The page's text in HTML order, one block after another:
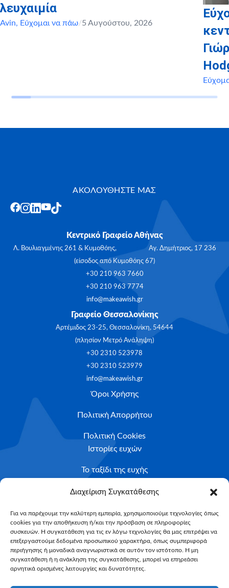
Διαχείριση Συγκατάθεσης
Για να παρέχουμε την καλύτερη εμπειρία, χρησιμοποιούμε τεχνολογίες όπως
cookies για την αποθήκευση ή/και την πρόσβαση σε πληροφορίες
συσκευών. Η συγκατάθεση για τις εν λόγω τεχνολογίες θα μας επιτρέψει να
επεξεργαστούμε δεδομένα προσωπικού χαρακτήρα, όπως συμπεριφορά
περιήγησης ή μοναδικά αναγνωριστικά σε αυτόν τον ιστότοπο. Η μη
συγκατάθεση ή η ανάκληση της συγκατάθεσης, μπορεί να επηρεάσει
αρνητικά ορισμένες λειτουργίες και δυνατότητες.
λευχαιμία
Avin, Εύχομαι να πάω/5 Αυγούστου, 2026
ΑΚΟΛΟΥΘΗΣΤΕ ΜΑΣ
Κεντρικό Γραφείο Αθήνας
Λ. Βουλιαγμένης 261 & Κυμοθόης, Αγ. Δημήτριος, 17 236
(είσοδος από Κυμοθόης 67)
+30 210 963 7660
+30 210 963 7774
info@makeawish.gr
Γραφείο Θεσσαλονίκης
Αρτέμιδος 23-25, Θεσσαλονίκη, 54644
(πλησίον Μετρό Ανάληψη)
+30 2310 523978
+30 2310 523979
info@makeawish.gr
Όροι Χρήσης
Πολιτική Απορρήτου
Πολιτική Cookies
Ιστορίες ευχών
Το ταξίδι της ευχής
Κριτήρια Καταλληλότητας
Υποβολή Αιτήματος
NEWSLETTER
Email*